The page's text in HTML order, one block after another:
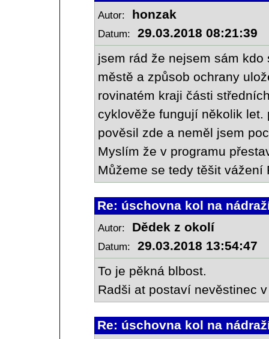
Autor: honzak
Datum:
29.03.2018 08:21:39
jsem rád že nejsem sám
městě a způsob ochrany
rovinatém kraji části
cyklověže fungují několik
pověsil zde a neměl jsem
Myslím že v programu
Můžeme se tedy těšit vážení
Re: úschovna kol na
Autor: Dědek z okolí
Datum:
29.03.2018 13:54:47
To je pěkná blbost.
Radši at postaví nevěstinec
Re: úschovna kol na